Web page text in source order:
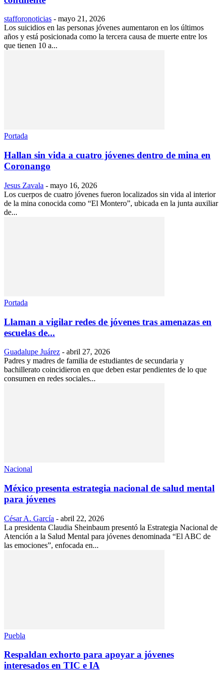
stafforonoticias - mayo 21, 2026
Los suicidios en las personas jóvenes aumentaron en los últimos
años y está posicionada como la tercera causa de muerte entre los
que tienen 10 a...
Portada
Hallan sin vida a cuatro jóvenes dentro de mina en
Coronango
Jesus Zavala - mayo 16, 2026
Los cuerpos de cuatro jóvenes fueron localizados sin vida al interior
de la mina conocida como “El Montero”, ubicada en la junta auxiliar
de...
Portada
Llaman a vigilar redes de jóvenes tras amenazas en
escuelas de...
Guadalupe Juárez - abril 27, 2026
Padres y madres de familia de estudiantes de secundaria y
bachillerato coincidieron en que deben estar pendientes de lo que
consumen en redes sociales...
Nacional
México presenta estrategia nacional de salud mental
para jóvenes
César A. García - abril 22, 2026
La presidenta Claudia Sheinbaum presentó la Estrategia Nacional de
Atención a la Salud Mental para jóvenes denominada “El ABC de
las emociones”, enfocada en...
Puebla
Respaldan exhorto para apoyar a jóvenes
interesados en TIC e IA